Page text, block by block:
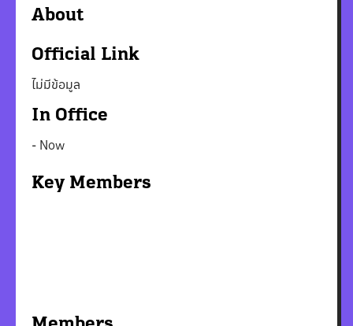
About
Official Link
ไม่มีข้อมูล
In Office
- Now
Key Members